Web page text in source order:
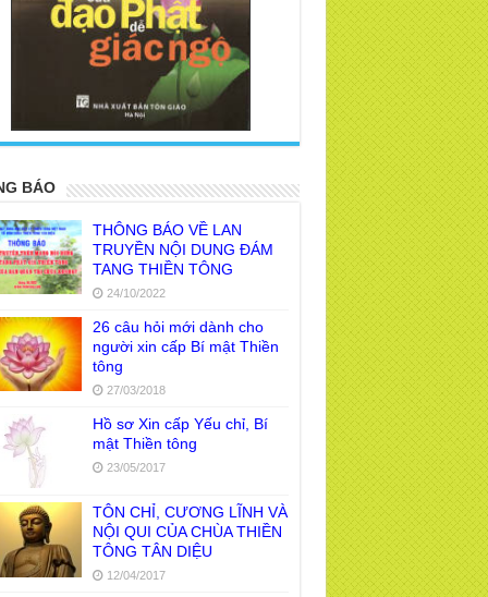
BÁO
THÔNG BÁO VỀ LAN
TRUYỀN NỘI DUNG ĐÁM
TANG THIỀN TÔNG
24/10/2022
26 câu hỏi mới dành cho
người xin cấp Bí mật Thiền
tông
27/03/2018
Hồ sơ Xin cấp Yếu chỉ, Bí
mật Thiền tông
23/05/2017
TÔN CHỈ, CƯƠNG LĨNH VÀ
NỘI QUI CỦA CHÙA THIỀN
TÔNG TÂN DIỆU
12/04/2017